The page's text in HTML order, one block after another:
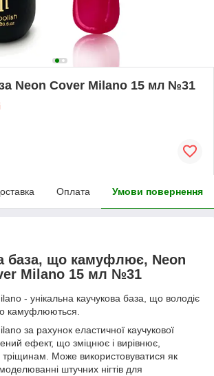
Neon Cover Milano 15 мл №31
Оплата Умови повернення
база, що камуфлює, Neon
Milano 15 мл №31
- унікальна каучукова база, що володіє
камуфлюються.
за рахунок еластичної каучукової
ефект, що зміцнює і вирівнює,
тріщинам. Може використовуватися як
штучних нігтів для